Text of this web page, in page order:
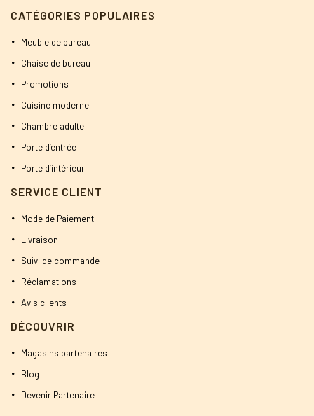
CATÉGORIES POPULAIRES
Meuble de bureau
Chaise de bureau
Promotions
Cuisine moderne
Chambre adulte
Porte d’entrée
Porte d’intérieur
SERVICE CLIENT
Mode de Paiement
Livraison
Suivi de commande
Réclamations
Avis clients
DÉCOUVRIR
Magasins partenaires
Blog
Devenir Partenaire